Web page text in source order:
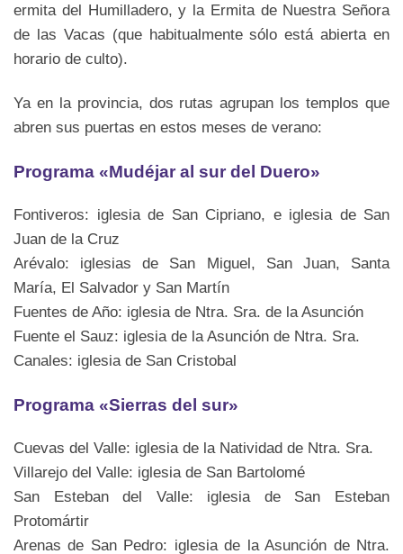
ermita del Humilladero, y la Ermita de Nuestra Señora
de las Vacas (que habitualmente sólo está abierta en
horario de culto).
Ya en la provincia, dos rutas agrupan los templos que
abren sus puertas en estos meses de verano:
Programa «Mudéjar al sur del Duero»
Fontiveros: iglesia de San Cipriano, e iglesia de San
Juan de la Cruz
Arévalo: iglesias de San Miguel, San Juan, Santa
María, El Salvador y San Martín
Fuentes de Año: iglesia de Ntra. Sra. de la Asunción
Fuente el Sauz: iglesia de la Asunción de Ntra. Sra.
Canales: iglesia de San Cristobal
Programa «Sierras del sur»
Cuevas del Valle: iglesia de la Natividad de Ntra. Sra.
Villarejo del Valle: iglesia de San Bartolomé
San Esteban del Valle: iglesia de San Esteban
Protomártir
Arenas de San Pedro: iglesia de la Asunción de Ntra.